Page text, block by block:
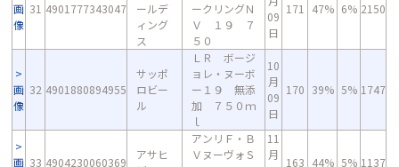
画
像
31 4901777343047
ールデ
ィング
ス
ークリングＮ
Ｖ １９ ７
５０
09
日
171 47% 6% 2150
画
像
32 4901880894955
サッポ
ロビー
ル
ＬＲ ボージ
ョレ・ヌーボ
ー１９ 無添
加 ７５０ｍ
ｌ
10
月
09
日
170 39% 5% 1747
画 33 4904230060369
アサヒ
アンリＦ・Ｂ
ＶヌーヴォＳ
11
月
163 44% 5% 1137